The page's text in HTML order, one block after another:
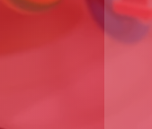
13